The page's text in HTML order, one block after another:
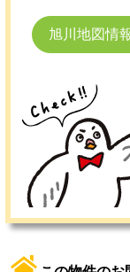
旭川地図情